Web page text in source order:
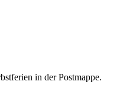
in der Postmappe.